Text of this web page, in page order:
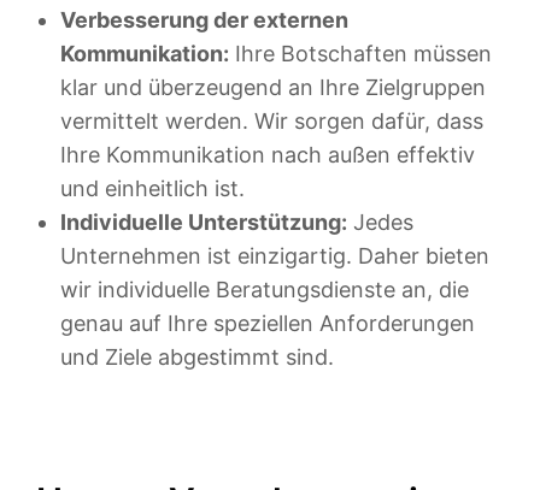
Verbesserung der externen
Kommunikation: Ihre Botschaften müssen
klar und überzeugend an Ihre Zielgruppen
vermittelt werden. Wir sorgen dafür, dass
Ihre Kommunikation nach außen effektiv
und einheitlich ist.
Individuelle Unterstützung: Jedes
Unternehmen ist einzigartig. Daher bieten
wir individuelle Beratungsdienste an, die
genau auf Ihre speziellen Anforderungen
und Ziele abgestimmt sind.